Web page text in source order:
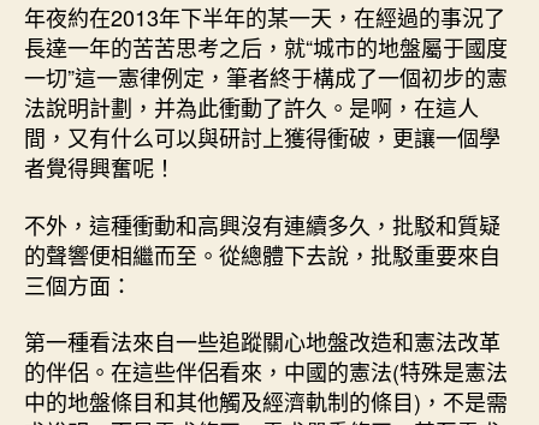
年夜約在2013年下半年的某一天，在經過的事況了
長達一年的苦苦思考之后，就“城市的地盤屬于國度
一切”這一憲律例定，筆者終于構成了一個初步的憲
法說明計劃，并為此衝動了許久。是啊，在這人
間，又有什么可以與研討上獲得衝破，更讓一個學
者覺得興奮呢！
不外，這種衝動和高興沒有連續多久，批駁和質疑
的聲響便相繼而至。從總體下去說，批駁重要來自
三個方面：
第一種看法來自一些追蹤關心地盤改造和憲法改革
的伴侶。在這些伴侶看來，中國的憲法(特殊是憲法
中的地盤條目和其他觸及經濟軌制的條目)，不是需